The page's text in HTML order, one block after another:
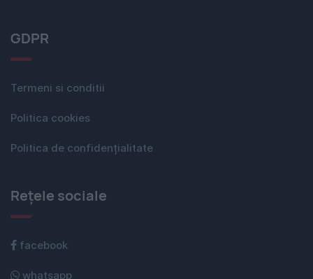
GDPR
Termeni si conditii
Politica cookies
Politica de confidențialitate
Rețele sociale
facebook
whatsapp